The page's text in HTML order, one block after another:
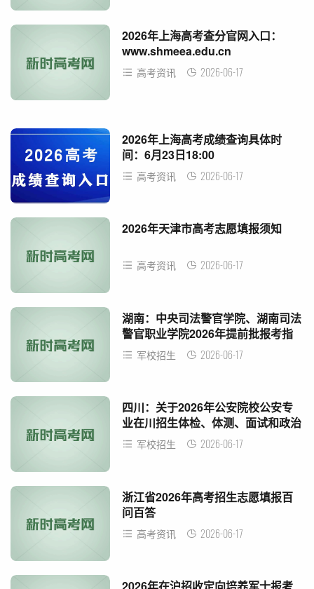
2026年上海高考查分官网入口：
www.shmeea.edu.cn
高考资讯 2026-06-17
2026年上海高考成绩查询具体时
间：6月23日18:00
高考资讯 2026-06-17
2026年天津市高考志愿填报须知
高考资讯 2026-06-17
湖南：中央司法警官学院、湖南司法
警官职业学院2026年提前批报考指
南 军校招生 2026-06-17
四川：关于2026年公安院校公安专
业在川招生体检、体测、面试和政治
考察工作有关事项的公告
军校招生 2026-06-17
浙江省2026年高考招生志愿填报百
问百答
高考资讯 2026-06-17